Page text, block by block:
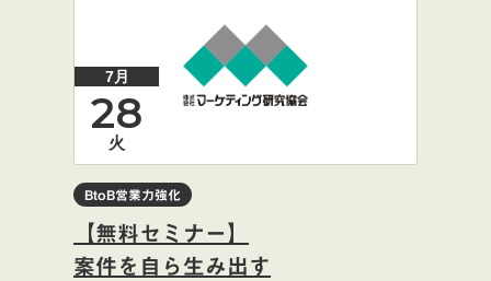
7月
28
火
BtoB営業力強化
【無料セミナー】
案件を自ら生み出す